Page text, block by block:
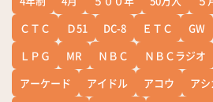
ＣＴＣ
Ｄ51 DC-8 ＥＴＣ GW
ＬＰＧ
MR ＮＢＣ ＮＢＣラジオ
アーケード
アイドル アコウ アシ